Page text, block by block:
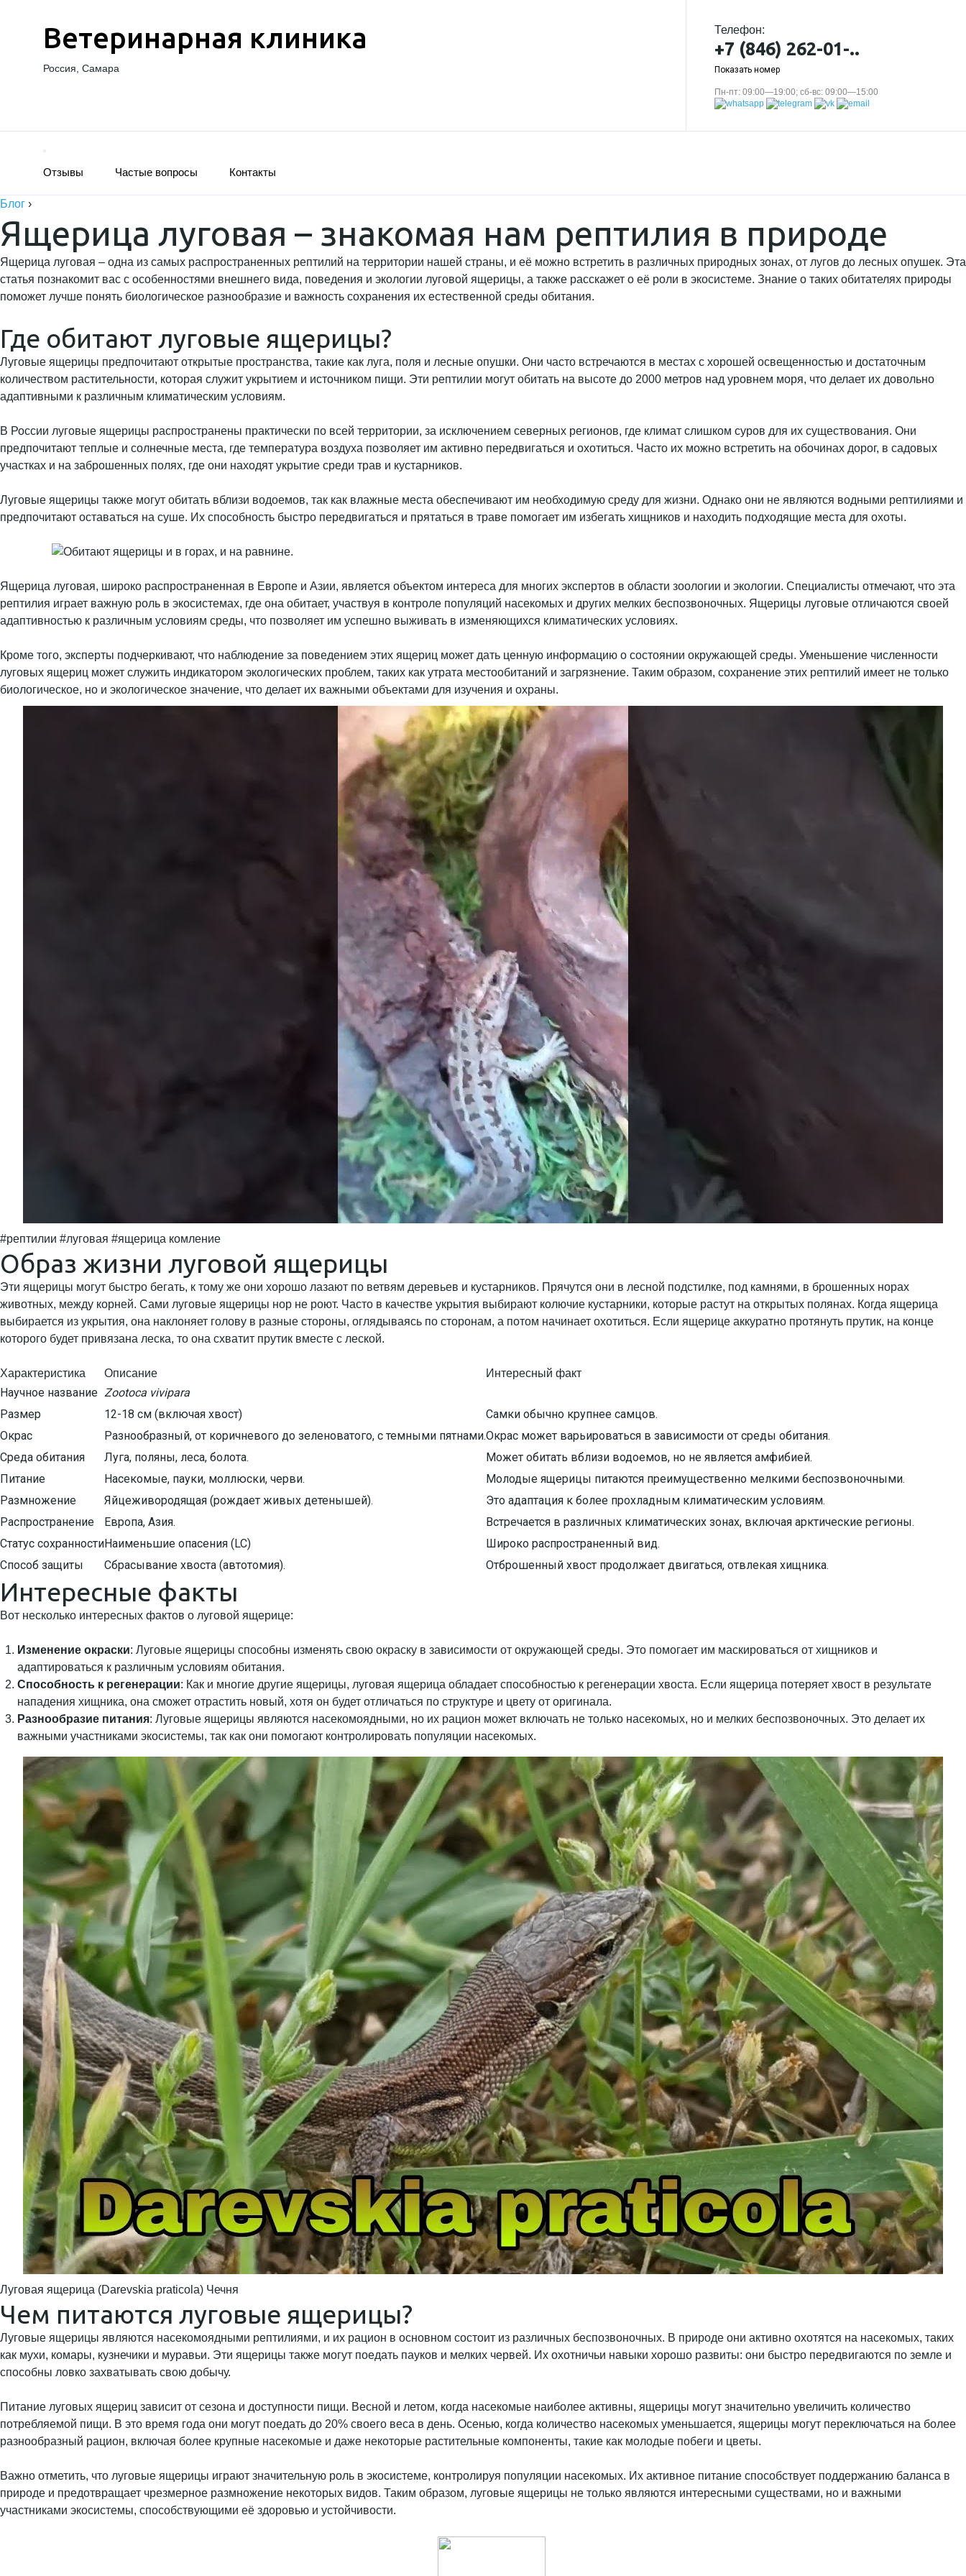
Ветеринарная клиника
Россия, Самара
Телефон:
+7 (846) 262-01-..
Показать номер
Пн-пт: 09:00—19:00; сб-вс: 09:00—15:00
Отзывы Частые вопросы Контакты
Блог ›
Ящерица луговая – знакомая нам рептилия в природе
Ящерица луговая – одна из самых распространенных рептилий на территории нашей страны, и её можно встретить в различных природных зонах, от лугов до лесных опушек. Эта
статья познакомит вас с особенностями внешнего вида, поведения и экологии луговой ящерицы, а также расскажет о её роли в экосистеме. Знание о таких обитателях природы
поможет лучше понять биологическое разнообразие и важность сохранения их естественной среды обитания.
Где обитают луговые ящерицы?
Луговые ящерицы предпочитают открытые пространства, такие как луга, поля и лесные опушки. Они часто встречаются в местах с хорошей освещенностью и достаточным
количеством растительности, которая служит укрытием и источником пищи. Эти рептилии могут обитать на высоте до 2000 метров над уровнем моря, что делает их довольно
адаптивными к различным климатическим условиям.
В России луговые ящерицы распространены практически по всей территории, за исключением северных регионов, где климат слишком суров для их существования. Они
предпочитают теплые и солнечные места, где температура воздуха позволяет им активно передвигаться и охотиться. Часто их можно встретить на обочинах дорог, в садовых
участках и на заброшенных полях, где они находят укрытие среди трав и кустарников.
Луговые ящерицы также могут обитать вблизи водоемов, так как влажные места обеспечивают им необходимую среду для жизни. Однако они не являются водными рептилиями и
предпочитают оставаться на суше. Их способность быстро передвигаться и прятаться в траве помогает им избегать хищников и находить подходящие места для охоты.
Ящерица луговая, широко распространенная в Европе и Азии, является объектом интереса для многих экспертов в области зоологии и экологии. Специалисты отмечают, что эта
рептилия играет важную роль в экосистемах, где она обитает, участвуя в контроле популяций насекомых и других мелких беспозвоночных. Ящерицы луговые отличаются своей
адаптивностью к различным условиям среды, что позволяет им успешно выживать в изменяющихся климатических условиях.
Кроме того, эксперты подчеркивают, что наблюдение за поведением этих ящериц может дать ценную информацию о состоянии окружающей среды. Уменьшение численности
луговых ящериц может служить индикатором экологических проблем, таких как утрата местообитаний и загрязнение. Таким образом, сохранение этих рептилий имеет не только
биологическое, но и экологическое значение, что делает их важными объектами для изучения и охраны.
#рептилии #луговая #ящерица комление
Образ жизни луговой ящерицы
Эти ящерицы могут быстро бегать, к тому же они хорошо лазают по ветвям деревьев и кустарников. Прячутся они в лесной подстилке, под камнями, в брошенных норах
животных, между корней. Сами луговые ящерицы нор не роют. Часто в качестве укрытия выбирают колючие кустарники, которые растут на открытых полянах. Когда ящерица
выбирается из укрытия, она наклоняет голову в разные стороны, оглядываясь по сторонам, а потом начинает охотиться. Если ящерице аккуратно протянуть прутик, на конце
которого будет привязана леска, то она схватит прутик вместе с леской.
Характеристика Описание Интересный факт
Научное название Zootoca vivipara
Размер
12-18 см (включая хвост)
Самки обычно крупнее самцов.
Окрас
Разнообразный, от коричневого до зеленоватого, с темными пятнами.Окрас может варьироваться в зависимости от среды обитания.
Среда обитания
Луга, поляны, леса, болота.
Может обитать вблизи водоемов, но не является амфибией.
Питание
Насекомые, пауки, моллюски, черви.
Молодые ящерицы питаются преимущественно мелкими беспозвоночными.
Размножение
Яйцеживородящая (рождает живых детенышей).
Это адаптация к более прохладным климатическим условиям.
Распространение
Европа, Азия.
Встречается в различных климатических зонах, включая арктические регионы.
Статус сохранностиНаименьшие опасения (LC)
Широко распространенный вид.
Способ защиты
Сбрасывание хвоста (автотомия). Отброшенный хвост продолжает двигаться, отвлекая хищника.
Интересные факты
Вот несколько интересных фактов о луговой ящерице:
Изменение окраски: Луговые ящерицы способны изменять свою окраску в зависимости от окружающей среды. Это помогает им маскироваться от хищников и
адаптироваться к различным условиям обитания.
Способность к регенерации: Как и многие другие ящерицы, луговая ящерица обладает способностью к регенерации хвоста. Если ящерица потеряет хвост в результате
нападения хищника, она сможет отрастить новый, хотя он будет отличаться по структуре и цвету от оригинала.
Разнообразие питания: Луговые ящерицы являются насекомоядными, но их рацион может включать не только насекомых, но и мелких беспозвоночных. Это делает их
важными участниками экосистемы, так как они помогают контролировать популяции насекомых.
Луговая ящерица (Darevskia praticola) Чечня
Чем питаются луговые ящерицы?
Луговые ящерицы являются насекомоядными рептилиями, и их рацион в основном состоит из различных беспозвоночных. В природе они активно охотятся на насекомых, таких
как мухи, комары, кузнечики и муравьи. Эти ящерицы также могут поедать пауков и мелких червей. Их охотничьи навыки хорошо развиты: они быстро передвигаются по земле и
способны ловко захватывать свою добычу.
Питание луговых ящериц зависит от сезона и доступности пищи. Весной и летом, когда насекомые наиболее активны, ящерицы могут значительно увеличить количество
потребляемой пищи. В это время года они могут поедать до 20% своего веса в день. Осенью, когда количество насекомых уменьшается, ящерицы могут переключаться на более
разнообразный рацион, включая более крупные насекомые и даже некоторые растительные компоненты, такие как молодые побеги и цветы.
Важно отметить, что луговые ящерицы играют значительную роль в экосистеме, контролируя популяции насекомых. Их активное питание способствует поддержанию баланса в
природе и предотвращает чрезмерное размножение некоторых видов. Таким образом, луговые ящерицы не только являются интересными существами, но и важными
участниками экосистемы, способствующими её здоровью и устойчивости.